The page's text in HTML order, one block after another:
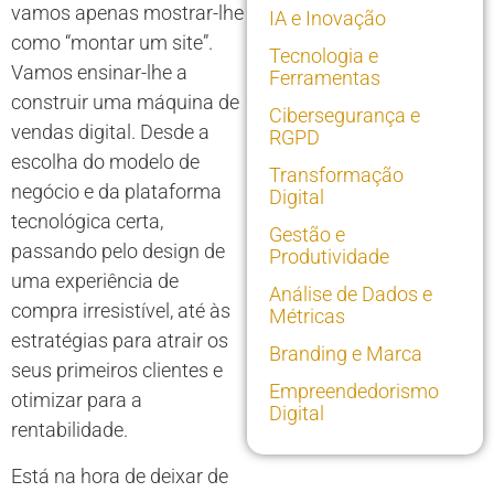
vamos apenas mostrar-lhe
como “montar um site”.
Vamos ensinar-lhe a
construir uma máquina de
vendas digital. Desde a
escolha do modelo de
negócio e da plataforma
tecnológica certa,
passando pelo design de
uma experiência de
compra irresistível, até às
estratégias para atrair os
seus primeiros clientes e
otimizar para a
rentabilidade.
Está na hora de deixar de
IA e Inovação
Tecnologia e
Ferramentas
Cibersegurança e
RGPD
Transformação
Digital
Gestão e
Produtividade
Análise de Dados e
Métricas
Branding e Marca
Empreendedorismo
Digital